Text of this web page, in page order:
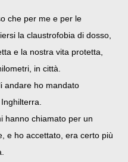
che per me e per le
la claustrofobia di dosso,
e la nostra vita protetta,
in città.
andare ho mandato
hanno chiamato per un
e ho accettato, era certo più